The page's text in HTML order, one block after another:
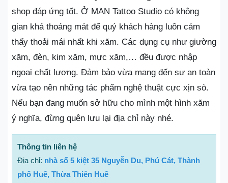
shop đáp ứng tốt. Ở MAN Tattoo Studio có không
gian khá thoáng mát để quý khách hàng luôn cảm
thấy thoải mái nhất khi xăm. Các dụng cụ như giường
xăm, đèn, kim xăm, mực xăm,… đều được nhập
ngoại chất lượng. Đảm bảo vừa mang đến sự an toàn
vừa tạo nên những tác phẩm nghệ thuật cực xịn sò.
Nếu bạn đang muốn sở hữu cho mình một hình xăm
ý nghĩa, đừng quên lưu lại địa chỉ này nhé.
Thông tin liên hệ
Địa chỉ: nhà số 5 kiệt 35 Nguyễn Du, Phú Cát, Thành
phố Huế, Thừa Thiên Huế